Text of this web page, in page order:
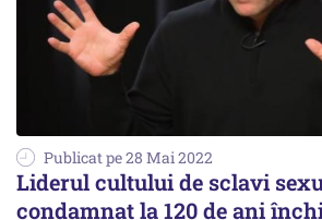
Publicat pe 28 Mai 2022
Liderul cultului de sclavi
condamnat la 120 de ani